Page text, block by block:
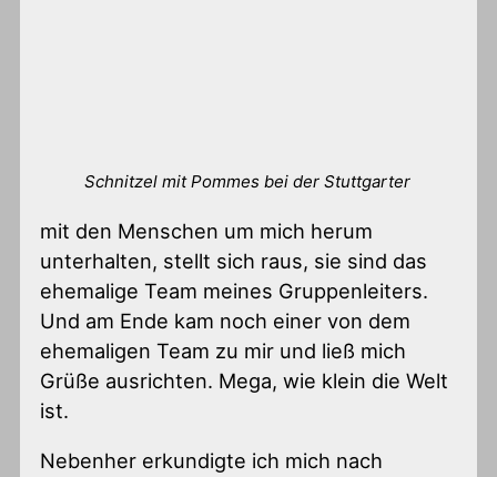
Schnitzel mit Pommes bei der Stuttgarter
mit den Menschen um mich herum
unterhalten, stellt sich raus, sie sind das
ehemalige Team meines Gruppenleiters.
Und am Ende kam noch einer von dem
ehemaligen Team zu mir und ließ mich
Grüße ausrichten. Mega, wie klein die Welt
ist.
Nebenher erkundigte ich mich nach